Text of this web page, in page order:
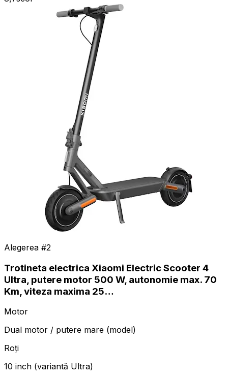
Alegerea #2
Trotineta electrica Xiaomi Electric Scooter 4
Ultra, putere motor 500 W, autonomie max. 70
Km, viteza maxima 25…
Motor
Dual motor / putere mare (model)
Roți
10 inch (variantă Ultra)